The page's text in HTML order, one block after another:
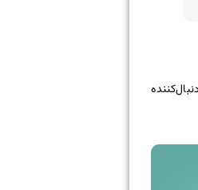
و تنها در عرض دو ماه به بیش از ۲۷ هزار دنبال‌کننده در اینستاگرام و ۶ هزار دنبال‌کننده